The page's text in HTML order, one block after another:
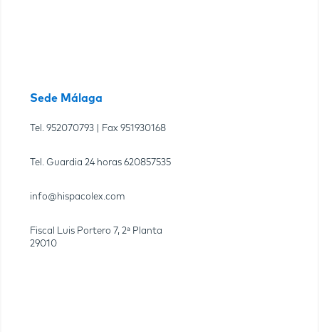
Sede Málaga
Tel. 952070793 | Fax 951930168
Tel. Guardia 24 horas 620857535
info@hispacolex.com
Fiscal Luis Portero 7, 2ª Planta
29010